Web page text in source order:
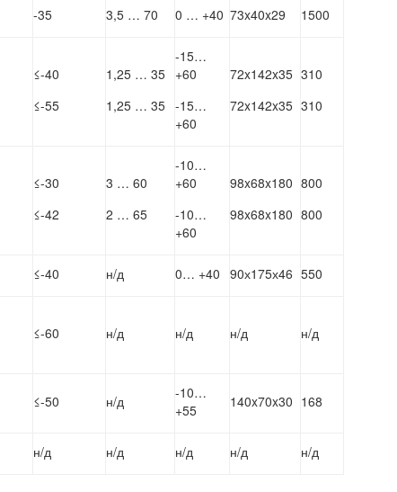
-35 3,5 … 70 0 … +40 73x40x29 1500
≤-40
≤-55
1,25 … 35
1,25 … 35
-15…
+60
-15…
+60
72x142x35
72x142x35
310
310
≤-30
≤-42
3 … 60
2 … 65
-10…
+60
-10…
+60
98x68x180
98x68x180
800
800
≤-40 н/д 0… +40 90х175х46 550
≤-60 н/д н/д н/д н/д
≤-50 н/д
-10…
+55
140x70x30 168
н/д н/д н/д н/д н/д